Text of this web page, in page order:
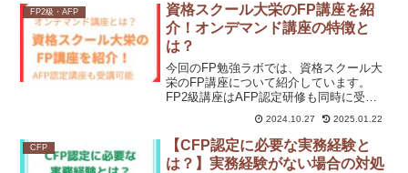
FP2級・AFP
資格スクール大栄のFP講座を紹
介！オンデマンド講座の特徴と
は？
今回のFP勉強ラボでは、資格スクール大
栄のFP講座について紹介しています。
FP2級講座はAFP認定研修も同時に受け
られる講座です。オンデマンド講座の詳
細が気になる方もぜひ記事を読んでみて
ください。
2024.10.27 2025.01.22
CFP
【CFP認定に必要な実務経験と
は？】実務経験がない場合の対処